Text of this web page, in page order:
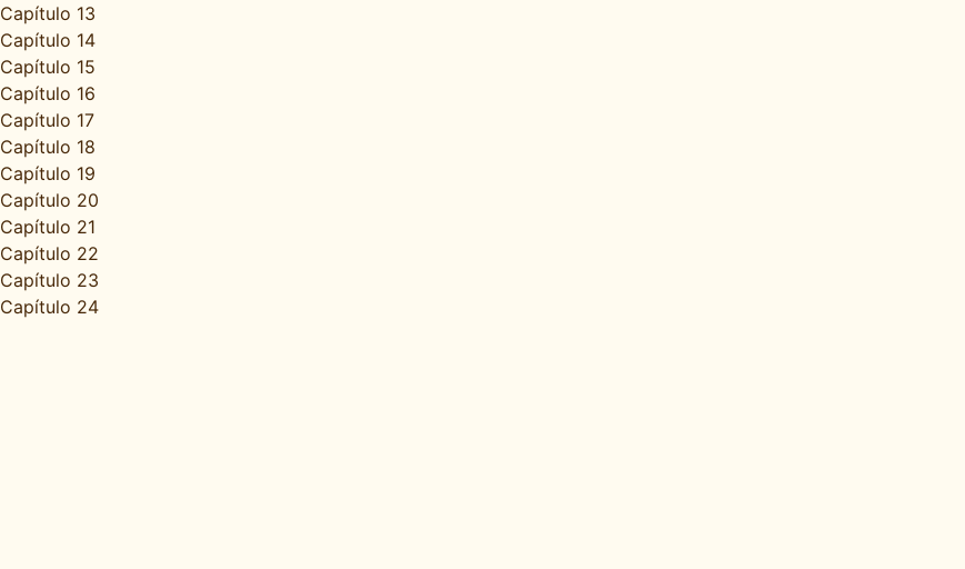
Capítulo 13
Capítulo 14
Capítulo 15
Capítulo 16
Capítulo 17
Capítulo 18
Capítulo 19
Capítulo 20
Capítulo 21
Capítulo 22
Capítulo 23
Capítulo 24